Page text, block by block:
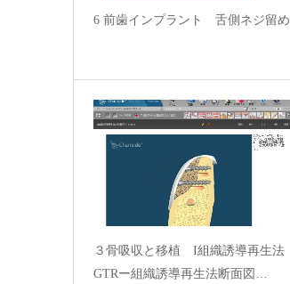
6 前歯インプラント 舌側ネジ留め
３骨吸収と移植 I組織誘導再生法
GTRー組織誘導再生法断面図…